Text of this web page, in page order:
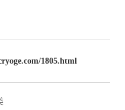
1805.html